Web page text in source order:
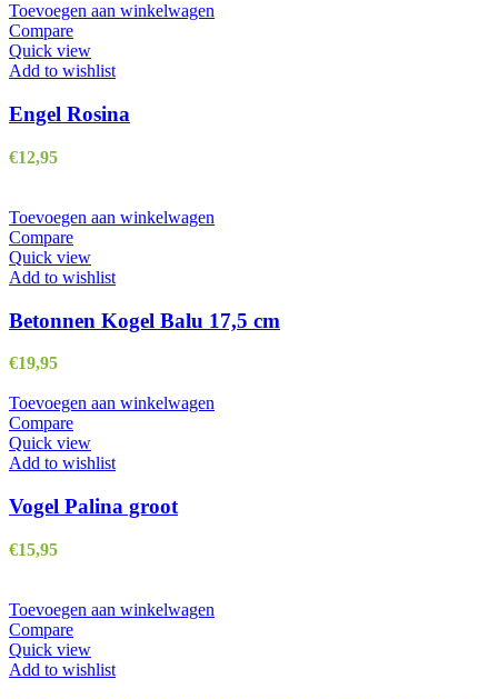
Toevoegen aan winkelwagen
Compare
Quick view
Add to wishlist
Engel Rosina
€12,95
Toevoegen aan winkelwagen
Compare
Quick view
Add to wishlist
Betonnen Kogel Balu 17,5 cm
€19,95
Toevoegen aan winkelwagen
Compare
Quick view
Add to wishlist
Vogel Palina groot
€15,95
Toevoegen aan winkelwagen
Compare
Quick view
Add to wishlist